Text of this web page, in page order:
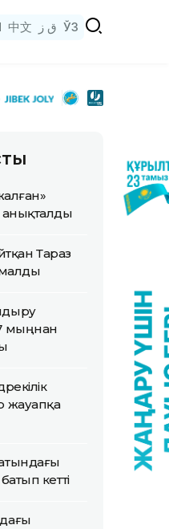
中文 ق ز ЎЗ
анықталды
Тараз
мыңнан
жауапқа
кетті